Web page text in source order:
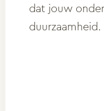
dat jouw
duurzaamheid.